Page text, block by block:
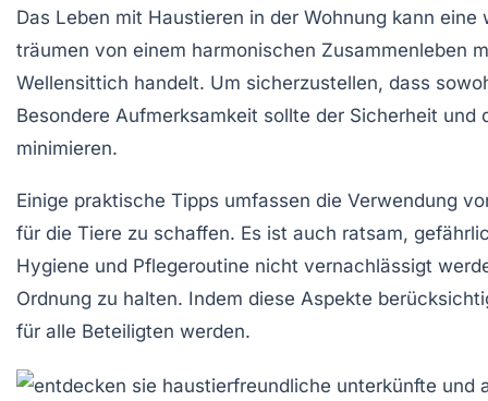
Das Leben mit Haustieren in der Wohnung kann
träumen von einem harmonischen Zusammenleben
Wellensittich handelt. Um sicherzustellen, dass
Besondere Aufmerksamkeit sollte der Sicherheit und
minimieren.
Einige praktische Tipps umfassen die Verwendung
für die Tiere zu schaffen. Es ist auch ratsam,
Hygiene und Pflegeroutine nicht vernachlässigt
Ordnung zu halten. Indem diese Aspekte
für alle Beteiligten werden.